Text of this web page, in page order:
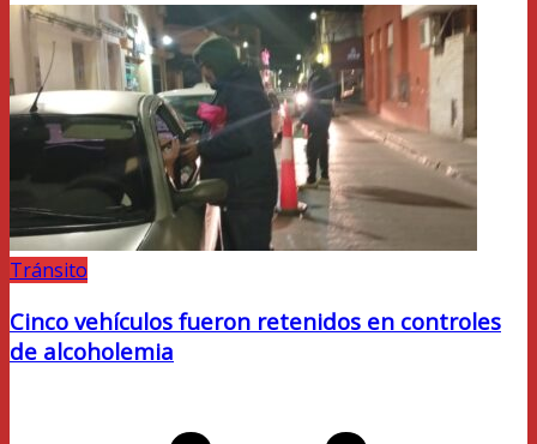
Tránsito
Cinco vehículos fueron retenidos en controles
de alcoholemia